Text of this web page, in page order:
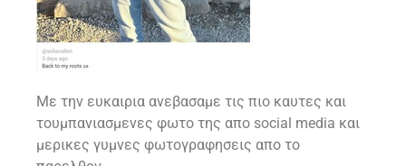
Με την ευκαιρια ανεβασαμε τις πιο καυτες και
τουμπανιασμενες φωτο της απο social media και
μερικες γυμνες φωτογραφησεις απο το